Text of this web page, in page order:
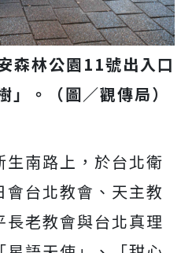
森林公園11號出入口
。（圖／觀傳局）
南路上，於台北衛
台北教會、天主教
長老教會與台北真理